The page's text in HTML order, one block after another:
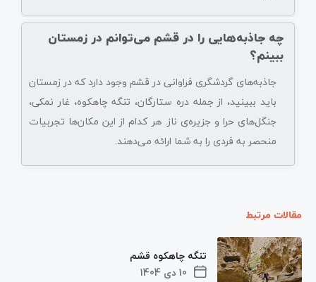
چه جاذبه‌هایی را در قشم می‌توانم در زمستان
ببینم؟
جاذبه‌های گردشگری فراوانی در قشم وجود دارد که در زمستان
باید ببینید، از جمله دره ستارگان، تنگه چاهکوه، غار نمکی،
جنگل‌های حرا و جزیره‌ی ناز. هر کدام از این مکان‌ها تجربیات
منحصر به فردی را به شما ارائه می‌دهند.
مقالات مرتبط
10 دی 1404
تنگه چاهکوه قشم